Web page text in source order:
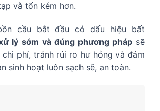
và tốn kém hơn.
cầu bắt đầu có dấu hiệu bất
lý sớm và đúng phương pháp sẽ
phí, tránh rủi ro hư hỏng và đảm
sinh hoạt luôn sạch sẽ, an toàn.